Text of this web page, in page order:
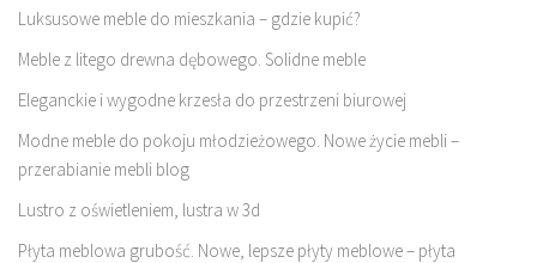
Luksusowe meble do mieszkania – gdzie kupić?
Meble z litego drewna dębowego. Solidne meble
Eleganckie i wygodne krzesła do przestrzeni biurowej
Modne meble do pokoju młodzieżowego. Nowe życie mebli –
przerabianie mebli blog
Lustro z oświetleniem, lustra w 3d
Płyta meblowa grubość. Nowe, lepsze płyty meblowe – płyta